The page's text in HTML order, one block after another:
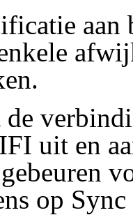
uit en
op